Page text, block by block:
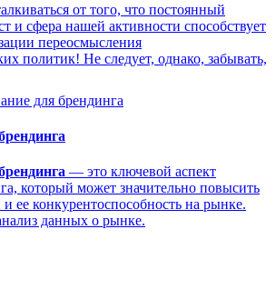
от того, что постоянный
и сфера нашей активности способствует
переосмысления
политик! Не следует, однако, забывать,
— это ключевой аспект
который может значительно повысить
ее конкурентоспособность на рынке.
данных о рынке.